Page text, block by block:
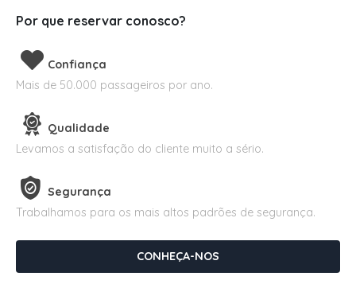
Por que reservar conosco?
Confiança
Mais de 50.000 passageiros por ano.
Qualidade
Levamos a satisfação do cliente muito a sério.
Segurança
Trabalhamos para os mais altos padrões de segurança.
CONHEÇA-NOS